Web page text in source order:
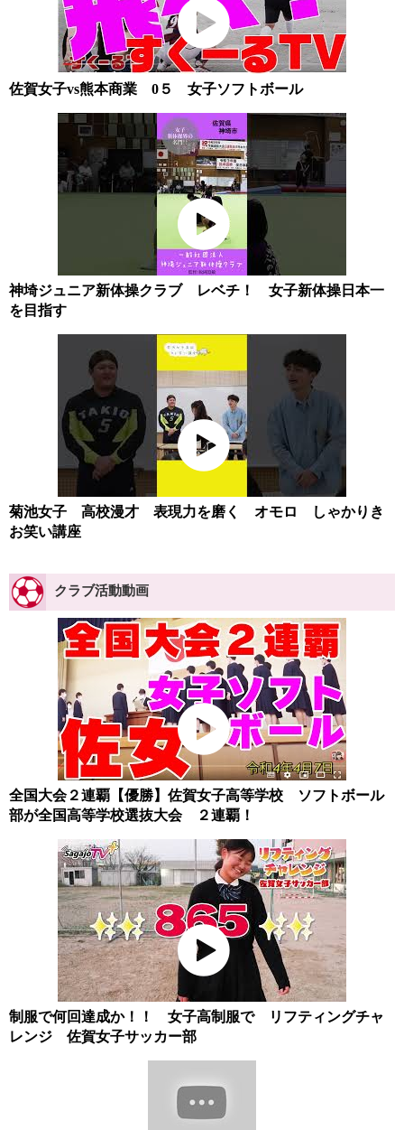
佐賀女子vs熊本商業 0５ 女子ソフトボール
神埼ジュニア新体操クラブ レベチ！ 女子新体操日本一
を目指す
菊池女子 高校漫才 表現力を磨く オモロ しゃかりき
お笑い講座
クラブ活動動画
全国大会２連覇【優勝】佐賀女子高等学校 ソフトボール
部が全国高等学校選抜大会 ２連覇！
制服で何回達成か！！ 女子高制服で リフティングチャ
レンジ 佐賀女子サッカー部